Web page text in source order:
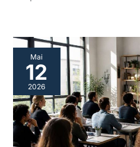
Mai
12
2026
Formation
marchandisage
visuel
:
choisir
le
bon
établissement